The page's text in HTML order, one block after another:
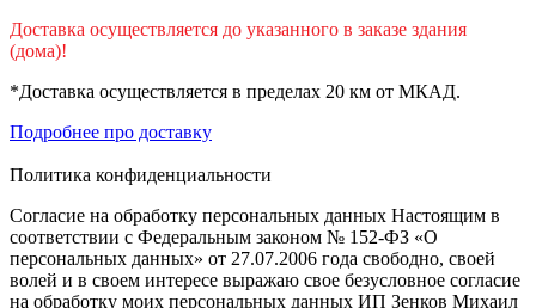
Доставка осуществляется до указанного в заказе здания
(дома)!
*Доставка осуществляется в пределах 20 км от МКАД.
Подробнее про доставку
Политика конфиденциальности
Согласие на обработку персональных данных Настоящим в
соответствии с Федеральным законом № 152-ФЗ «О
персональных данных» от 27.07.2006 года свободно, своей
волей и в своем интересе выражаю свое безусловное согласие
на обработку моих персональных данных ИП Зенков Михаил